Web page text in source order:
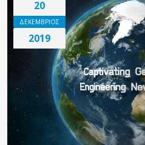
20
ΔΕΚΕΜΒΡΙΟΣ
2019